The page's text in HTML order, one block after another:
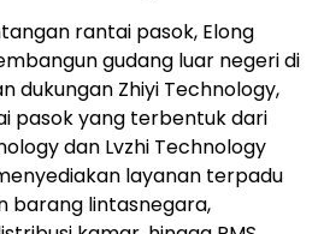
rantai pasok, Elong
gudang luar negeri di
dukungan Zhiyi Technology,
pasok yang terbentuk dari
dan Lvzhi Technology
layanan terpadu
barang lintasnegara,